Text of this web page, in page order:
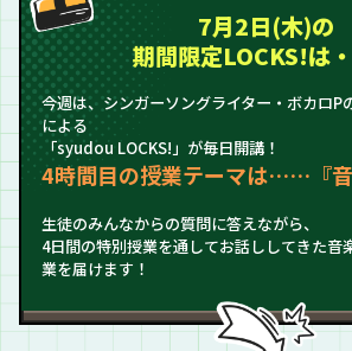
7月2日(木)の
期間限定LOCKS!は
今週は、シンガーソングライター・ボカロ
による
「syudou LOCKS!」が毎日開講！
4時間目の授業テーマは……『
生徒のみんなからの質問に答えながら、
4日間の特別授業を通してお話ししてきた音
業を届けます！